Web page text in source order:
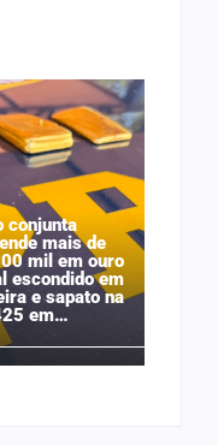
conjunta
mais de
mil em ouro
escondido em
e sapato na
em…